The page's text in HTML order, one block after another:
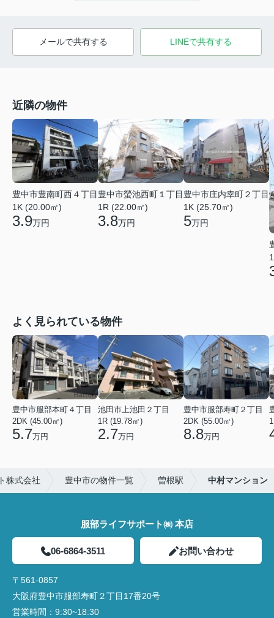
メールで共有する LINEで共有する
近隣の物件
豊中市豊南町西４丁目
1K (20.00㎡)
3.9万円
豊中市螢池西町１丁目
1R (22.00㎡)
3.8万円
豊中市庄内幸町２丁目
1K (25.70㎡)
5万円
よく見られている物件
豊中市服部本町４丁目
2DK (45.00㎡)
5.7万円
池田市上池田２丁目
1R (19.78㎡)
2.7万円
豊中市服部寿町２丁目
2DK (55.00㎡)
8.8万円
株式会社 豊中市の物件一覧 曽根駅 中村マンション
服部ライフサポート㈱ 本店
06-6864-3511 お問い合わせ
〒561-0857
大阪府豊中市服部寿町２丁目17番20号
営業時間： 9:30~18:30